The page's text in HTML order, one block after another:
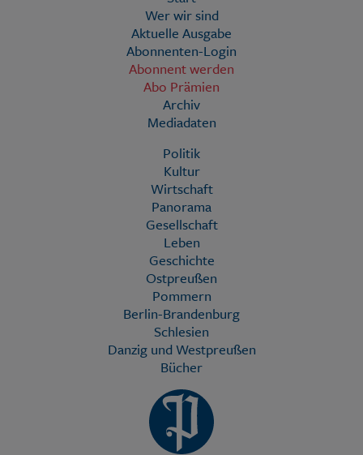
Wer wir sind
Aktuelle Ausgabe
Abonnenten-Login
Abonnent werden
Abo Prämien
Archiv
Mediadaten
Politik
Kultur
Wirtschaft
Panorama
Gesellschaft
Leben
Geschichte
Ostpreußen
Pommern
Berlin-Brandenburg
Schlesien
Danzig und Westpreußen
Bücher